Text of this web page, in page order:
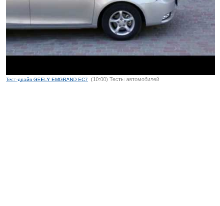
Тест-драйв GEELY EMGRAND EC7 (10:00) Тесты автомобилей